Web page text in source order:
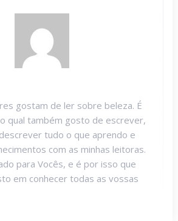
gostam de ler sobre beleza. É
qual também gosto de escrever,
tudo o que aprendo e
com as minhas leitoras.
para Vocês, e é por isso que
em conhecer todas as vossas